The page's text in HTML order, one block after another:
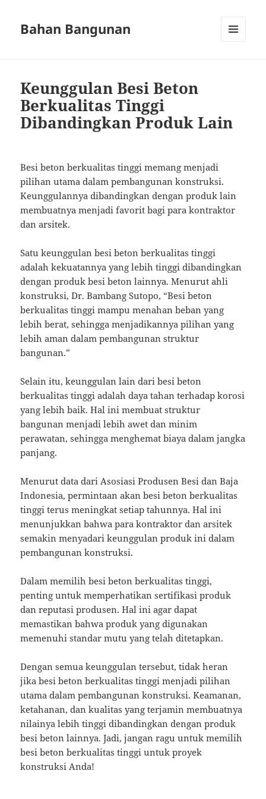
Bahan Bangunan
Keunggulan Besi Beton
Berkualitas Tinggi
Dibandingkan Produk Lain
Besi beton berkualitas tinggi memang menjadi
pilihan utama dalam pembangunan konstruksi.
Keunggulannya dibandingkan dengan produk lain
membuatnya menjadi favorit bagi para kontraktor
dan arsitek.
Satu keunggulan besi beton berkualitas tinggi
adalah kekuatannya yang lebih tinggi dibandingkan
dengan produk besi beton lainnya. Menurut ahli
konstruksi, Dr. Bambang Sutopo, “Besi beton
berkualitas tinggi mampu menahan beban yang
lebih berat, sehingga menjadikannya pilihan yang
lebih aman dalam pembangunan struktur
bangunan.”
Selain itu, keunggulan lain dari besi beton
berkualitas tinggi adalah daya tahan terhadap korosi
yang lebih baik. Hal ini membuat struktur
bangunan menjadi lebih awet dan minim
perawatan, sehingga menghemat biaya dalam jangka
panjang.
Menurut data dari Asosiasi Produsen Besi dan Baja
Indonesia, permintaan akan besi beton berkualitas
tinggi terus meningkat setiap tahunnya. Hal ini
menunjukkan bahwa para kontraktor dan arsitek
semakin menyadari keunggulan produk ini dalam
pembangunan konstruksi.
Dalam memilih besi beton berkualitas tinggi,
penting untuk memperhatikan sertifikasi produk
dan reputasi produsen. Hal ini agar dapat
memastikan bahwa produk yang digunakan
memenuhi standar mutu yang telah ditetapkan.
Dengan semua keunggulan tersebut, tidak heran
jika besi beton berkualitas tinggi menjadi pilihan
utama dalam pembangunan konstruksi. Keamanan,
ketahanan, dan kualitas yang terjamin membuatnya
nilainya lebih tinggi dibandingkan dengan produk
besi beton lainnya. Jadi, jangan ragu untuk memilih
besi beton berkualitas tinggi untuk proyek
konstruksi Anda!